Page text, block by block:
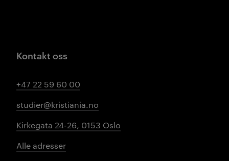
Kontakt oss
+47 22 59 60 00
studier@kristiania.no
Kirkegata 24-26, 0153 Oslo
Alle adresser